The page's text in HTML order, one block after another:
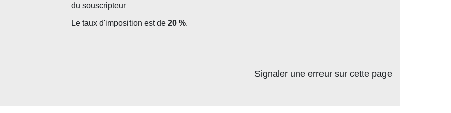
du souscripteur
Le taux d'imposition est de 20 %.
Signaler une erreur sur cette page